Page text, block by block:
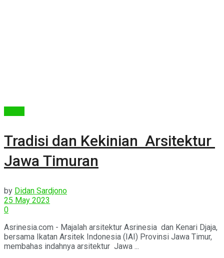
Tradisi dan Kekinian Arsitektur
Jawa Timuran
by Didan Sardjono
25 May 2023
0
Asrinesia.com - Majalah arsitektur Asrinesia dan Kenari Djaja,
bersama Ikatan Arsitek Indonesia (IAI) Provinsi Jawa Timur,
membahas indahnya arsitektur Jawa ...